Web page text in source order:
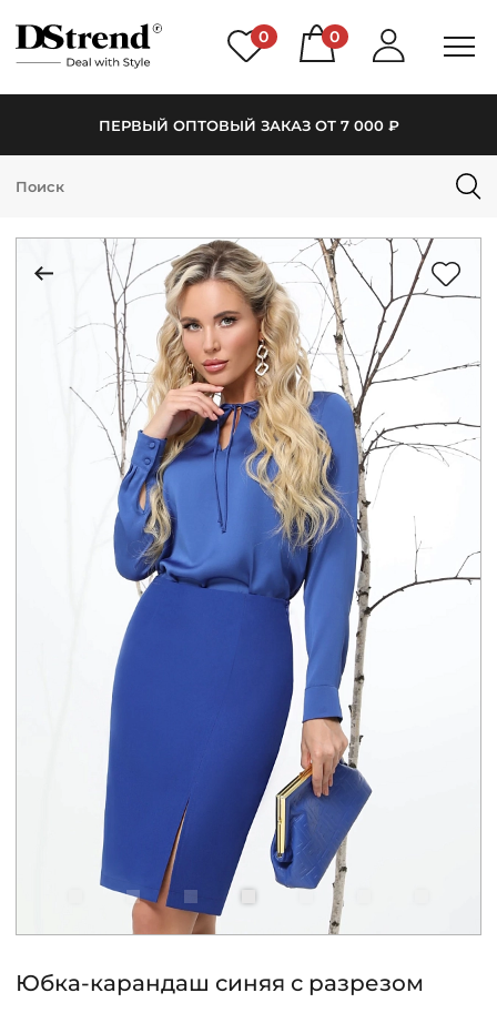
0 0
ПЕРВЫЙ ОПТОВЫЙ ЗАКАЗ ОТ 7 000 ₽
КАТАЛОГ
НОВИНКИ
PREMIUM
РАСПРОДАЖА
АКЦИИ
КОНТАКТЫ
ЖУРНАЛ
СКИДКИ
ЧАСТО ЗАДАВАЕМЫЕ ВОПРОСЫ
ОПТОВЫМ ПОКУПАТЕЛЯМ
РОЗНИЧНЫМ ПОКУПАТЕЛЯМ
ДОСТАВКА
Юбка-карандаш синяя с разрезом